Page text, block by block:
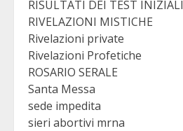
RISULTATI DEI TEST INIZIALI
RIVELAZIONI MISTICHE
Rivelazioni private
Rivelazioni Profetiche
ROSARIO SERALE
Santa Messa
sede impedita
sieri abortivi mrna